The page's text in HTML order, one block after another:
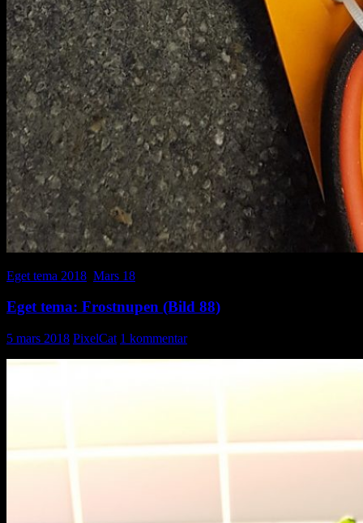
Eget tema 2018 Mars 18
Eget tema: Frostnupen (Bild 88)
5 mars 2018 PixelCat 1 kommentar